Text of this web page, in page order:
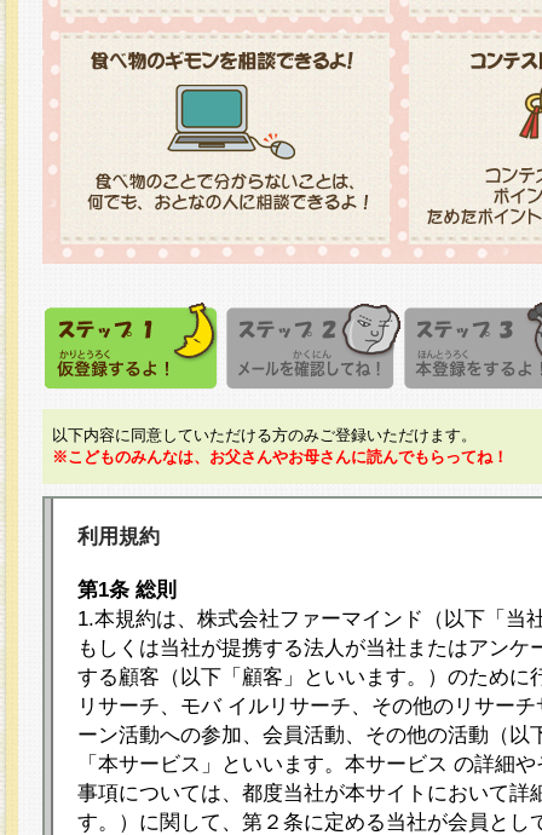
以下内容に同意していただける方のみご登録いただけます。
※こどものみんなは、お父さんやお母さんに読んでもらってね！
利用規約
第1条 総則
1.本規約は、株式会社ファーマインド（以下「当
もしくは当社が提携する法人が当社またはアンケ
する顧客（以下「顧客」といいます。）のために
リサーチ、モバ イルリサーチ、その他のリサー
ーン活動への参加、会員活動、その他の活動（以
「本サービス」といいます。本サービス の詳細
事項については、都度当社が本サイトにおいて詳
す。）に関して、第２条に定める当社が会員とし